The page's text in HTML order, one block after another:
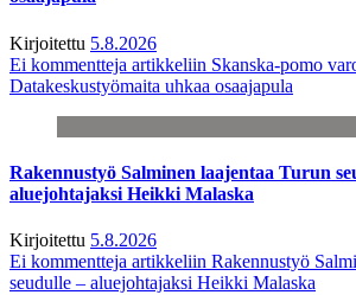
Kirjoitettu 5.8.2026
Ei kommentteja artikkeliin Skanska-pomo
Datakeskustyömaita uhkaa osaajapula
Rakennustyö Salminen laajentaa Turun
aluejohtajaksi Heikki Malaska
Kirjoitettu 5.8.2026
Ei kommentteja artikkeliin Rakennustyö
seudulle – aluejohtajaksi Heikki Malaska